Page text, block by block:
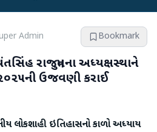
Admin Bookmark
રાજપુતના અધ્યક્ષસ્થાને
ઉજવણી કરાઈ
લોકશાહી ઇતિહાસનો કાળો અધ્યાય